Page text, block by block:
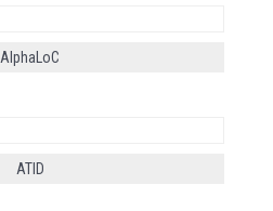
AlphaLoC
ATID